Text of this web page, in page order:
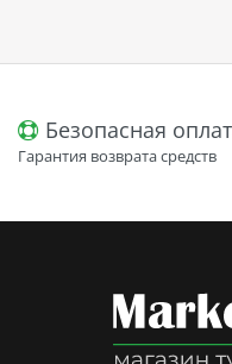
Безопасная
Гарантия возврата средств